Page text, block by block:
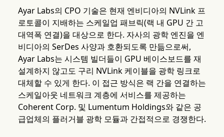
Ayar Labs의 CPO 기술은 현재 엔비디아의 NVLink 프
로토콜이 지배하는 스케일업 패브릭(랙 내 GPU 간 고
대역폭 연결)을 대상으로 한다. 자사의 광학 엔진을 엔
비디아의 SerDes 사양과 호환되도록 만듦으로써,
Ayar Labs는 시스템 빌더들이 GPU 베이스보드를 재
설계하지 않고도 구리 NVLink 케이블을 광학 링크로
대체할 수 있게 한다. 이 접근 방식은 랙 간을 연결하는
스케일아웃 네트워크 계층에 서비스를 제공하는
Coherent Corp. 및 Lumentum Holdings와 같은 공
급업체의 플러거블 광학 모듈과 간접적으로 경쟁한다.